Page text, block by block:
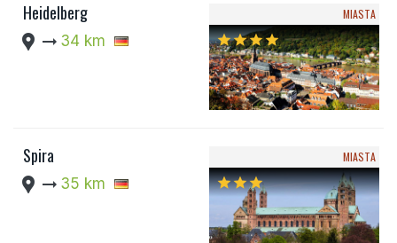
Heidelberg
location_pin arrow_right_alt 34 km
MIASTA
starstarstarstar
Spira
location_pin arrow_right_alt 35 km
MIASTA
starstarstar